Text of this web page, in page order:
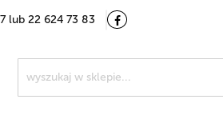
lub 22 624 73 83
Kategorie